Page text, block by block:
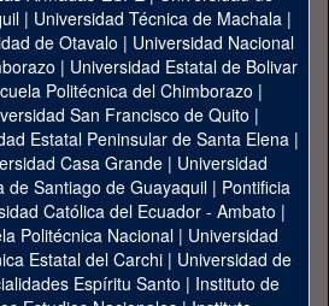
| Universidad Técnica de Machala|
de Otavalo | Universidad Nacional
| Universidad Estatal de Bolivar
Politécnica del Chimborazo |
San Francisco de Quito |
Estatal Peninsular de Santa Elena|
Casa Grande | Universidad
de Santiago de Guayaquil| Pontificia
Católica del Ecuador - Ambato |
Politécnica Nacional| Universidad
Estatal del Carchi| Universidad de
Espíritu Santo | Instituto de